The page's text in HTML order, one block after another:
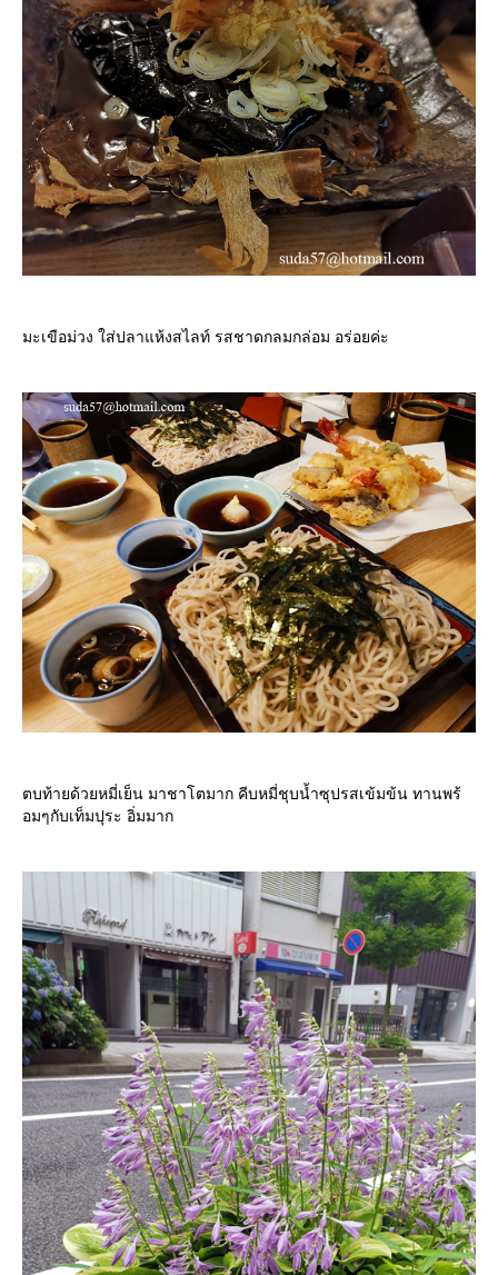
มะเขือม่วง ใส่ปลาแห้งสไลท์ รสชาดกลมกล่อม อร่อยค่ะ
ตบท้ายด้วยหมี่เย็น มาชาโตมาก คีบหมี่ชุบน้ำซุปรสเข้มข้น ทานพร้
อมๆกับเท็มปุระ อิ่มมาก